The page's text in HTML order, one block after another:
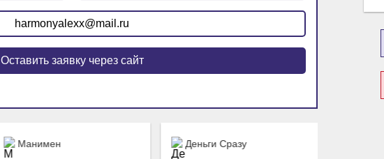
harmonyalexx@mail.ru
Оставить заявку через сайт
Манимен Деньги Сразу